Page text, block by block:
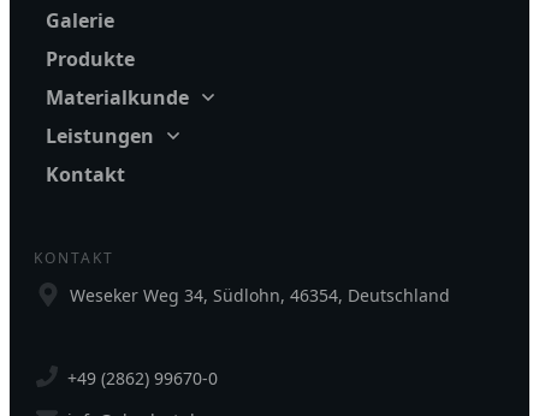
Galerie
Produkte
Materialkunde
Leistungen
Kontakt
KONTAKT
Weseker Weg 34, Südlohn, 46354, Deutschland
+49 (2862) 99670-0